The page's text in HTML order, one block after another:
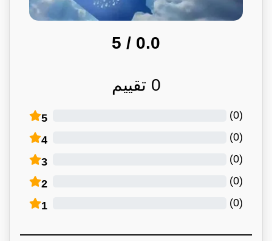
0.0
/ 5
0 تقييم
5 (
0
)
4 (
0
)
3 (
0
)
2 (
0
)
1 (
0
)